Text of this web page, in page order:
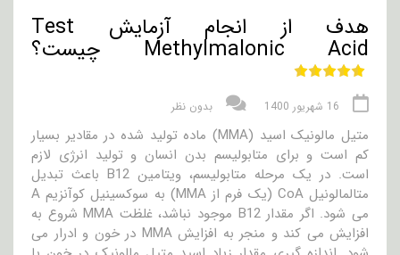
هدف از انجام آزمایش Test
Methylmalonic Acid چیست؟
16 شهریور 1400 بدون نظر
متیل مالونیک اسید (MMA) ماده تولید شده در مقادیر بسیار
کم است و برای متابولیسم بدن انسان و تولید انرژی لازم
است. در یک مرحله متابولیسم، ویتامین B12 باعث تبدیل
متالمالونیل CoA (یک فرم از MMA) به سوکسینیل کوآنزیم A
می شود. اگر مقدار B12 موجود نباشد، غلظت MMA شروع به
افزایش می کند و منجر به افزایش MMA در خون و ادرار می